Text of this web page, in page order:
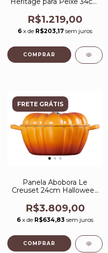
R$1.219,00
6 x de R$203,17 sem juros
COMPRAR
FRETE GRÁTIS
Panela Abobora Le
Creuset 24cm Halloween
R$3.809,00
6 x de R$634,83 sem juros